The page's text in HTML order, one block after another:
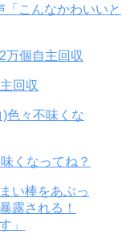
「こんなかわいいと
回収
くなってね？